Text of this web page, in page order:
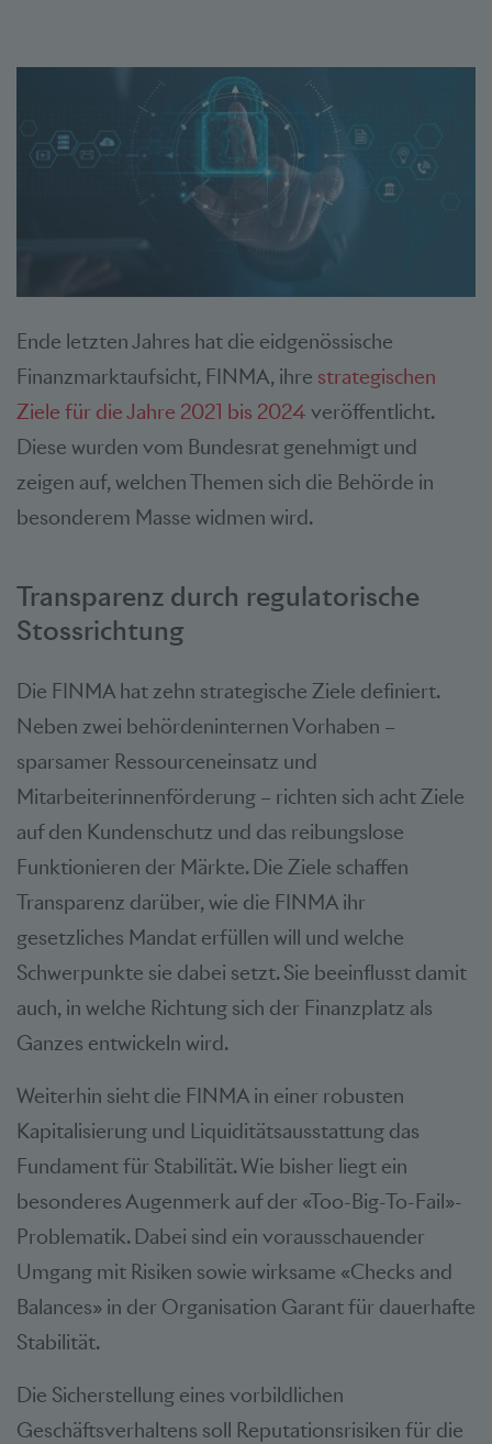
Ende letzten Jahres hat die eidgenössische
Finanzmarktaufsicht, FINMA, ihre strategischen
Ziele für die Jahre 2021 bis 2024 veröffentlicht.
Diese wurden vom Bundesrat genehmigt und
zeigen auf, welchen Themen sich die Behörde in
besonderem Masse widmen wird.
Transparenz durch regulatorische
Stossrichtung
Die FINMA hat zehn strategische Ziele definiert.
Neben zwei behördeninternen Vorhaben –
sparsamer Ressourceneinsatz und
Mitarbeiterinnenförderung – richten sich acht Ziele
auf den Kundenschutz und das reibungslose
Funktionieren der Märkte. Die Ziele schaffen
Transparenz darüber, wie die FINMA ihr
gesetzliches Mandat erfüllen will und welche
Schwerpunkte sie dabei setzt. Sie beeinflusst damit
auch, in welche Richtung sich der Finanzplatz als
Ganzes entwickeln wird.
Weiterhin sieht die FINMA in einer robusten
Kapitalisierung und Liquiditätsausstattung das
Fundament für Stabilität. Wie bisher liegt ein
besonderes Augenmerk auf der «Too-Big-To-Fail»-
Problematik. Dabei sind ein vorausschauender
Umgang mit Risiken sowie wirksame «Checks and
Balances» in der Organisation Garant für dauerhafte
Stabilität.
Die Sicherstellung eines vorbildlichen
Geschäftsverhaltens soll Reputationsrisiken für die